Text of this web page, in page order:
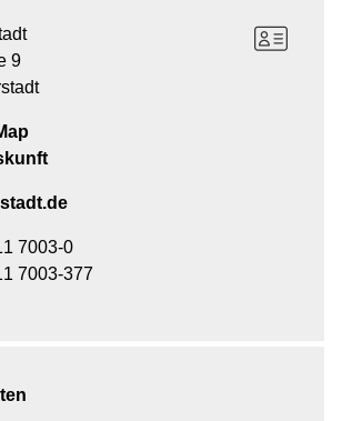
9
7003-0
7003-377